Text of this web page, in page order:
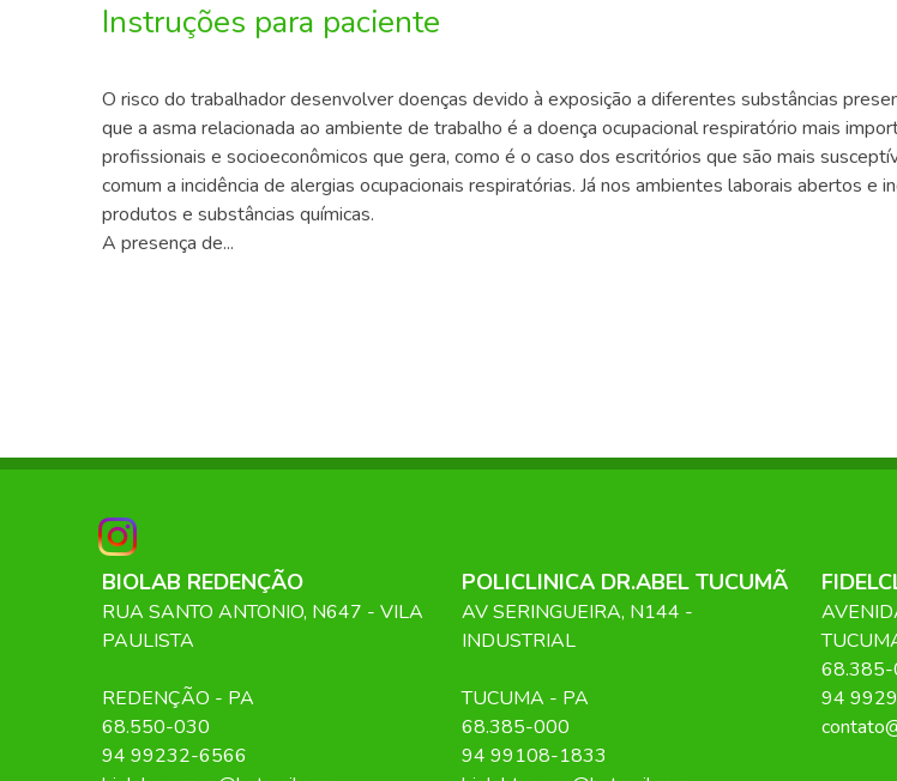
Instruções para paciente
O risco do trabalhador desenvolver doenças devido à exposição a diferentes substâncias
que a asma relacionada ao ambiente de trabalho é a doença ocupacional respiratório mais
profissionais e socioeconômicos que gera, como é o caso dos escritórios que são mais
comum a incidência de alergias ocupacionais respiratórias. Já nos ambientes laborais abertos
produtos e substâncias químicas.
A presença de...
BIOLAB REDENÇÃO
RUA SANTO ANTONIO, N647 - VILA
PAULISTA
REDENÇÃO - PA
68.550-030
94 99232-6566
POLICLINICA DR.ABEL TUCUMÃ
AV SERINGUEIRA, N144 -
INDUSTRIAL
TUCUMA - PA
68.385-000
94 99108-1833
94